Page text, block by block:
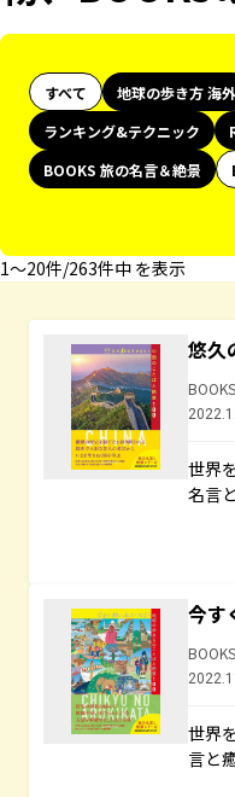
すべて 地球の歩き方 海外
ランキング&テクニック
BOOKS 旅の名言＆絶景
1〜20件/263件中 を表示
悠久
世界
名言
今す
世界
言と